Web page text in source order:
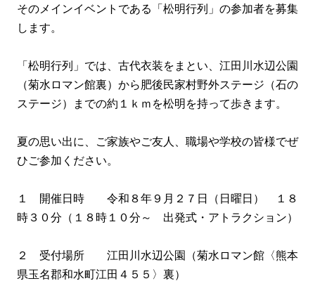
そのメインイベントである「松明行列」の参加者を募集
します。
「松明行列」では、古代衣装をまとい、江田川水辺公園
（菊水ロマン館裏）から肥後民家村野外ステージ（石の
ステージ）までの約１ｋｍを松明を持って歩きます。
夏の思い出に、ご家族やご友人、職場や学校の皆様でぜ
ひご参加ください。
１ 開催日時 令和８年９月２７日（日曜日） １８
時３０分（１８時１０分～ 出発式・アトラクション）
２ 受付場所 江田川水辺公園（菊水ロマン館〈熊本
県玉名郡和水町江田４５５〉裏）